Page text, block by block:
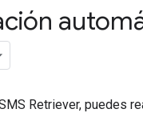
Retriever, puedes